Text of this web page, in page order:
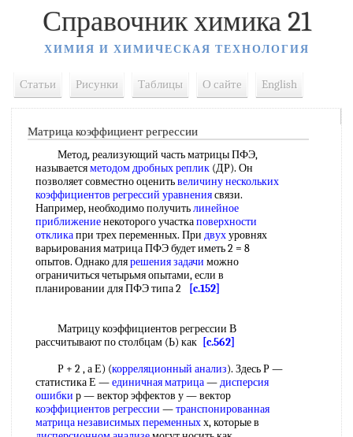
Справочник химика 21
ХИМИЯ И ХИМИЧЕСКАЯ ТЕХНОЛОГИЯ
Статьи Рисунки Таблицы О сайте English
Матрица коэффициент регрессии
Метод, реализующий часть матрицы ПФЭ,
называетсяметодом дробных реплик (ДР). Он
позволяет совместно оценитьвеличину нескольких
коэффициентов регрессий уравнениясвязи.
Например, необходимо получитьлинейное
приближениенекоторого участкаповерхности
откликапри трех переменных. При двухуровнях
варьирования матрица ПФЭ будет иметь 2 = 8
опытов. Однако длярешения задачи можно
ограничиться четырьмя опытами, если в
планировании для ПФЭ типа 2
[c.152]
Матрицу коэффициентов регрессии В
рассчитывают по столбцам (Ь) как [c.562]
Р + 2 , а Е) (корреляционный анализ). Здесь Р —
статистика Е —единичная матрица—дисперсия
ошибки р — вектор эффектов у — вектор
коэффициентов регрессии —транспонированная
матрицанезависимых переменныхх, которые в